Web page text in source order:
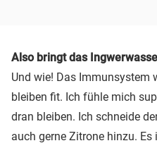
Also bringt das
Und wie! Das Immunsystem
bleiben fit. Ich fühle mich
dran bleiben. Ich schneide
auch gerne Zitrone hinzu.